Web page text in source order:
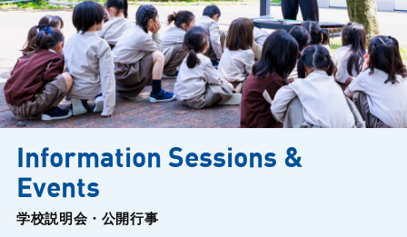
Information Sessions &
Events
学校説明会・公開行事